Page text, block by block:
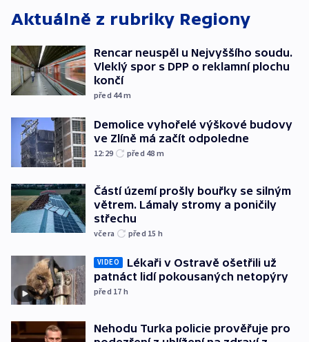
Aktuálně z rubriky Regiony
Rencar neuspěl u Nejvyššího soudu.
Vleklý spor s DPP o reklamní plochu
končí
před 44m
Demolice vyhořelé výškové budovy
ve Zlíně má začít odpoledne
12:29 před 48 m
Částí území prošly bouřky se silným
větrem. Lámaly stromy a poničily
střechu
včera před 15 h
VIDEO
Lékaři v Ostravě ošetřili už
patnáct lidí pokousaných netopýry
před 17 h
Nehodu Turka policie prověřuje pro